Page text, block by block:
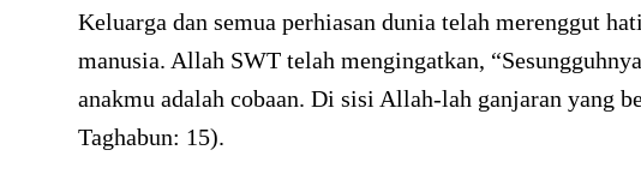
Keluarga dan semua perhiasan dunia telah merenggut
manusia. Allah SWT telah mengingatkan,
anakmu adalah cobaan. Di sisi Allah-lah ganjaran yang
Taghabun: 15).